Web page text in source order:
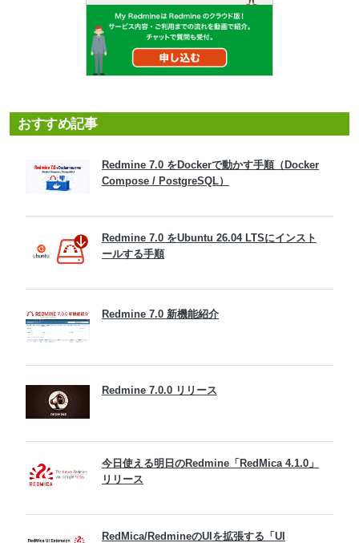
おすすめ記事
Redmine 7.0 をDockerで動かす手順（Docker
Compose / PostgreSQL）
Redmine 7.0 をUbuntu 26.04 LTSにインスト
ールする手順
Redmine 7.0 新機能紹介
Redmine 7.0.0 リリース
今日使える明日のRedmine「RedMica 4.1.0」
リリース
RedMica/RedmineのUIを拡張する「UI